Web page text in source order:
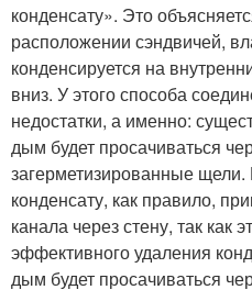
конденсату». Это
расположении сэндвичей,
конденсируется на
вниз. У этого способа
недостатки, а именно:
дым будет просачиваться
загерметизированные
конденсату, как правило,
канала через стену, так как
эффективного удаления
дым будет просачиваться